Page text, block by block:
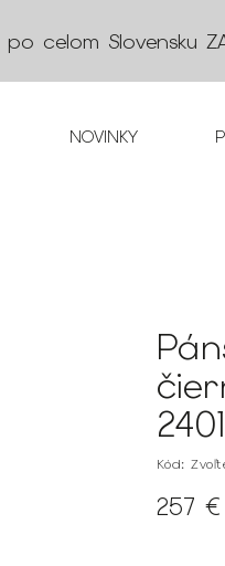
po celom Slovensku
NOVINKY
Kód:
257 €